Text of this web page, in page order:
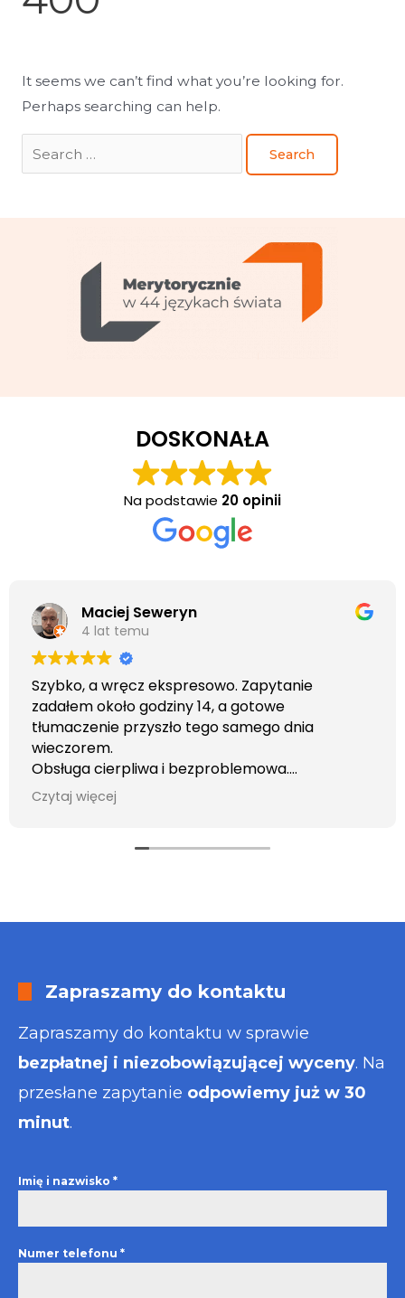
It seems we can’t find what you’re looking for.
Perhaps searching can help.
DOSKONAŁA
Na podstawie 20 opinii
Maciej Seweryn
4 lat temu
Szybko, a wręcz ekspresowo. Zapytanie
zadałem około godziny 14, a gotowe
tłumaczenie przyszło tego samego dnia
wieczorem.
Obsługa cierpliwa i bezproblemowa.
Otrzymałem wszelkie informacje i porady jaka
usługa będzie dla mnie najlepsza. Faktura także
Czytaj więcej
Zapraszamy do kontaktu
Zapraszamy do kontaktu w sprawie
bezpłatnej i niezobowiązującej wyceny. Na
przesłane zapytanie odpowiemy już w 30
minut.
Imię i nazwisko *
Numer telefonu *